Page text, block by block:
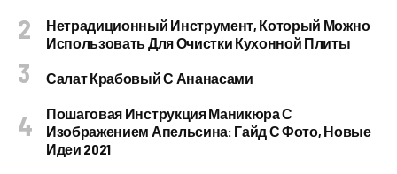
Нетрадиционный Инструмент, Который Можно
Использовать Для Очистки Кухонной Плиты
Салат Крабовый С Ананасами
Пошаговая Инструкция Маникюра С
Изображением Апельсина: Гайд С Фото, Новые
Идеи 2021